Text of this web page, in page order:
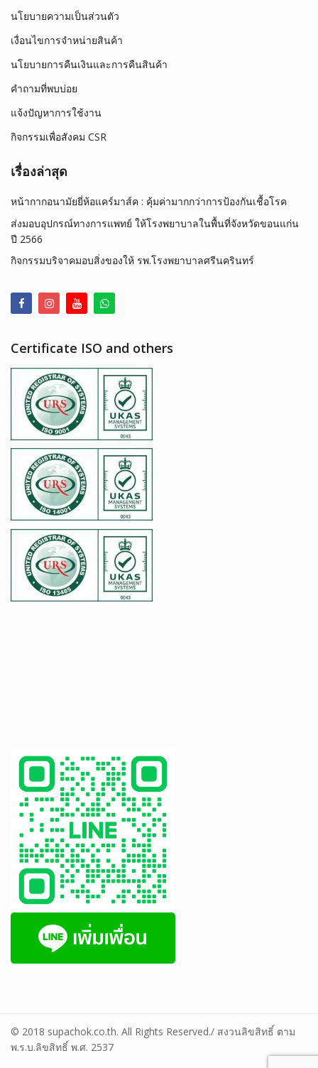
นโยบายความเป็นส่วนตัว
เงื่อนไขการจำหน่ายสินค้า
นโยบายการคืนเงินและการคืนสินค้า
คำถามที่พบบ่อย
แจ้งปัญหาการใช้งาน
กิจกรรมเพื่อสังคม CSR
เรื่องล่าสุด
หน้ากากอนามัยยี่ห้อแคร์มาส์ค : คุ้มค่ามากกว่าการป้องกันเชื้อโรค
ส่งมอบอุปกรณ์ทางการแพทย์ ให้โรงพยาบาลในพื้นที่จังหวัดขอนแก่น
ปี 2566
กิจกรรมบริจาคมอบสิ่งของให้ รพ.โรงพยาบาลศรีนครินทร์
Certificate ISO and others
© 2018 supachok.co.th. All Rights Reserved./ สงวนลิขสิทธิ์ ตาม
พ.ร.บ.ลิขสิทธิ์ พ.ศ. 2537